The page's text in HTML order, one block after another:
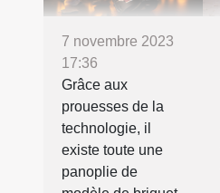
7 novembre 2023
17:36
Grâce aux
prouesses de la
technologie, il
existe toute une
panoplie de